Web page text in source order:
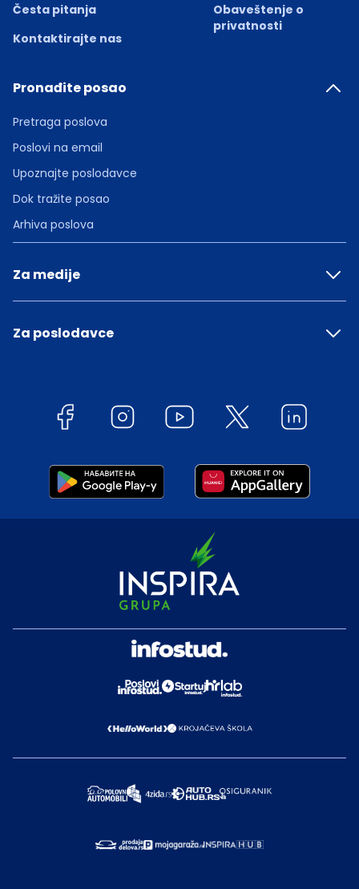
Česta pitanja
Kontaktirajte nas
Obaveštenje o
privatnosti
Pronađite posao
Pretraga poslova
Poslovi na email
Upoznajte poslodavce
Dok tražite posao
Arhiva poslova
Za medije
Za poslodavce